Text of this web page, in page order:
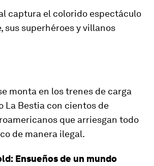
captura el colorido espectáculo
sus superhéroes y villanos
monta en los trenes de carga
La Bestia con cientos de
que arriesgan todo
de manera ilegal.
Ensueños de un mundo